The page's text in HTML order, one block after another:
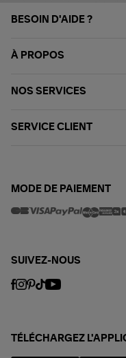
BESOIN D'AIDE ?
À PROPOS
NOS SERVICES
SERVICE CLIENT
MODE DE PAIEMENT
SUIVEZ-NOUS
TÉLÉCHARGEZ